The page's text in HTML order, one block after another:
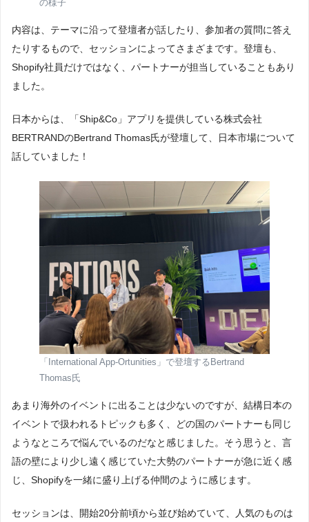
の様子
内容は、テーマに沿って登壇者が話したり、参加者の質問に答え
たりするもので、セッションによってさまざまです。登壇も、
Shopify社員だけではなく、パートナーが担当していることもあり
ました。
日本からは、「Ship&Co」アプリを提供している株式会社
BERTRANDのBertrand Thomas氏が登壇して、日本市場について
話していました！
「International App-Ortunities」で登壇するBertrand
Thomas氏
あまり海外のイベントに出ることは少ないのですが、結構日本の
イベントで扱われるトピックも多く、どの国のパートナーも同じ
ようなところで悩んでいるのだなと感じました。そう思うと、言
語の壁により少し遠く感じていた大勢のパートナーが急に近く感
じ、Shopifyを一緒に盛り上げる仲間のように感じます。
セッションは、開始20分前頃から並び始めていて、人気のものは